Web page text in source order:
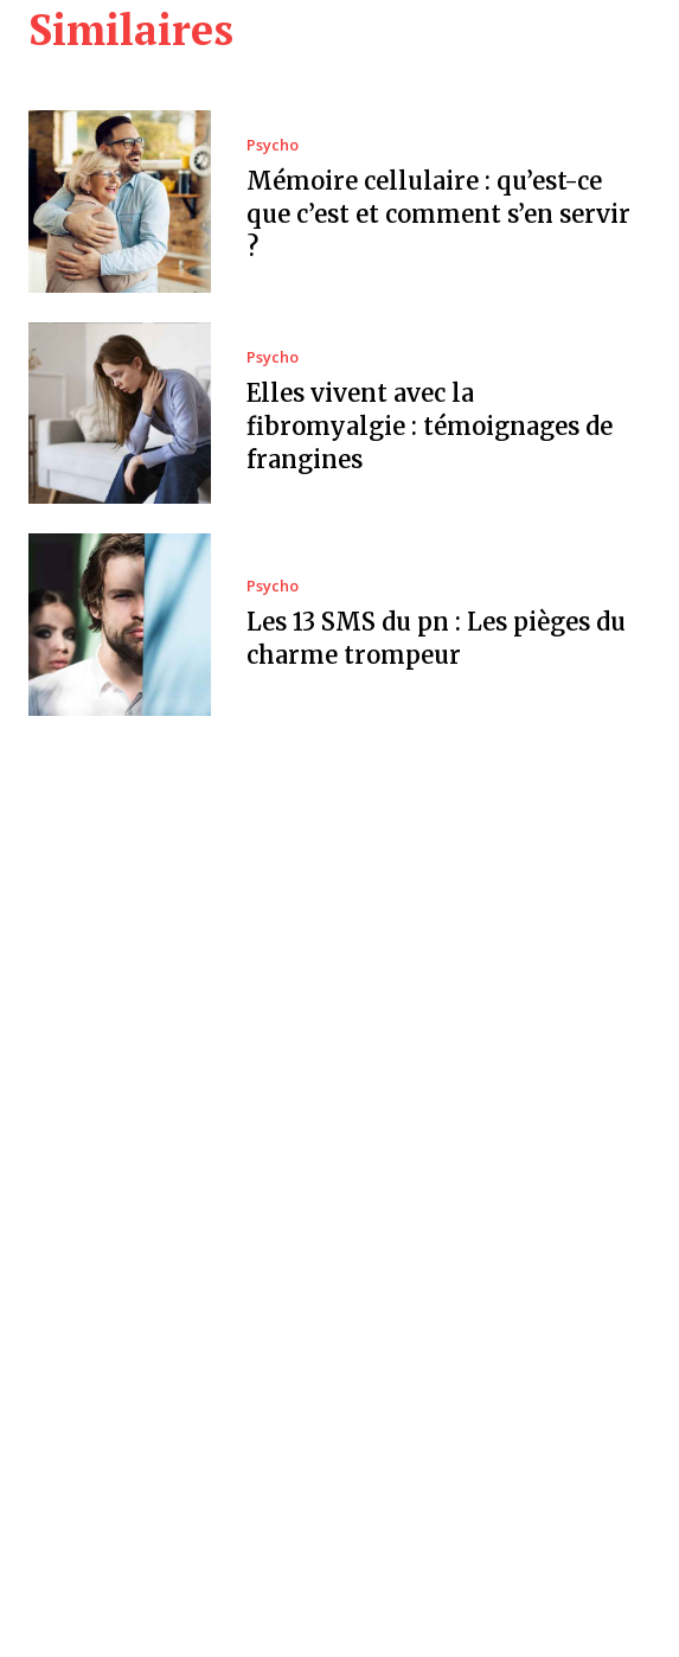
Similaires
Psycho
Mémoire cellulaire : qu’est-ce
que c’est et comment s’en servir
?
Psycho
Elles vivent avec la
fibromyalgie : témoignages de
frangines
Psycho
Les 13 SMS du pn : Les pièges du
charme trompeur